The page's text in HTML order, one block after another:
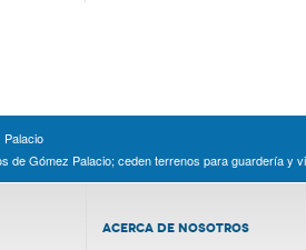
Palacio
de Gómez Palacio; ceden terrenos para guardería y
ACERCA DE NOSOTROS